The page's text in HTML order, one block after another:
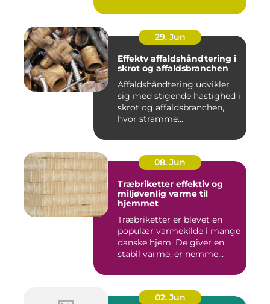
29. Jun
Effektv affaldshåndtering i
skrot og affaldsbranchen
Affaldshåndtering udvikler
sig med stigende hastighed i
skrot og affaldsbranchen,
hvor stramme...
08. Jun
Træbriketter effektiv og
miljøvenlig varme til
hjemmet
Træbriketter er blevet en
populær varmekilde i mange
danske hjem. De giver en
stabil varme, er nemme...
02. Jun